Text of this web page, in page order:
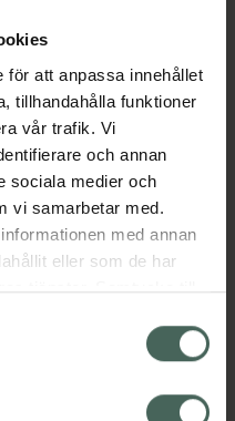
för att anpassa innehållet
tillhandahålla funktioner
vår trafik. Vi
och annan
sociala medier och
vi samarbetar med.
med annan
eller som de har
tjänster. Samtycke till
samtycke påverkar inte
skett innan återkallelsen.
Dölj